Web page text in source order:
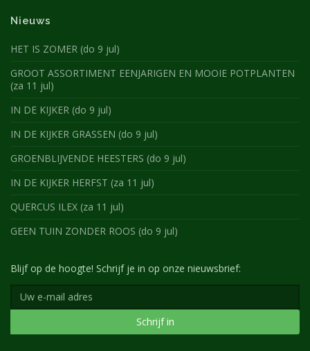
Nieuws
HET IS ZOMER (do 9 jul)
GROOT ASSORTIMENT EENJARIGEN EN MOOIE POTPLANTEN
(za 11 jul)
IN DE KIJKER (do 9 jul)
IN DE KIJKER GRASSEN (do 9 jul)
GROENBLIJVENDE HEESTERS (do 9 jul)
IN DE KIJKER HERFST (za 11 jul)
QUERCUS ILEX (za 11 jul)
GEEN TUIN ZONDER ROOS (do 9 jul)
Blijf op de hoogte! Schrijf je in op onze nieuwsbrief:
Schrijf in